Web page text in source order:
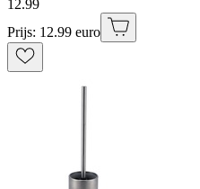
12.99
Prijs: 12.99 euro